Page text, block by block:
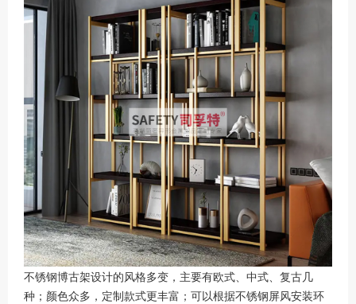
不锈钢博古架设计的风格多变，主要有欧式、中式、复古几
种；颜色众多，定制款式更丰富；可以根据不锈钢屏风安装环